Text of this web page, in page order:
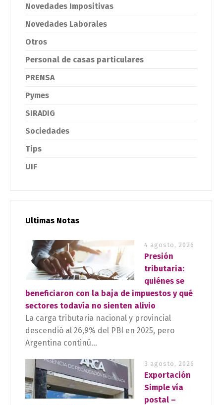
Novedades Impositivas
Novedades Laborales
Otros
Personal de casas particulares
PRENSA
Pymes
SIRADIG
Sociedades
Tips
UIF
Ultimas Notas
4 agosto, 2026
Presión
tributaria:
quiénes se
beneficiaron con la baja de impuestos y qué
sectores todavía no sienten alivio
La carga tributaria nacional y provincial
descendió al 26,9% del PBI en 2025, pero
Argentina continú...
3 agosto, 2026
Exportación
Simple vía
postal –